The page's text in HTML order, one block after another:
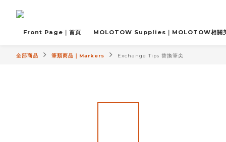
Front Page｜首頁 MOLOTOW Supplies｜MOLOTOW相關
全部商品 筆類商品｜Markers Exchange Tips 替換筆尖